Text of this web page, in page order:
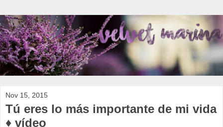
Nov 15, 2015
Tú eres lo más importante de mi vida
♦ vídeo